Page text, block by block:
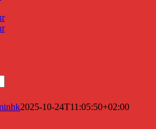
2025-10-24T11:05:50+02:00